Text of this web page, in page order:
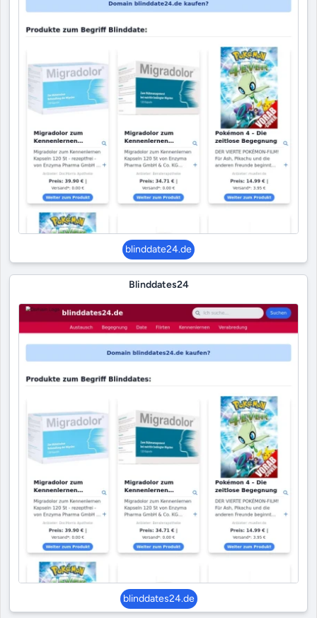
blinddate24.de
Blinddates24
blinddates24.de